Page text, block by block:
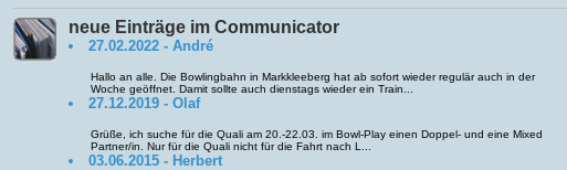
neue Einträge im Communicator
27.02.2022 - André
Hallo an alle. Die Bowlingbahn in Markkleeberg hat ab sofort wieder regulär auch in der
Woche geöffnet. Damit sollte auch dienstags wieder ein Train...
27.12.2019 - Olaf
Grüße, ich suche für die Quali am 20.-22.03. im Bowl-Play einen Doppel- und eine Mixed
Partner/in. Nur für die Quali nicht für die Fahrt nach L...
03.06.2015 - Herbert